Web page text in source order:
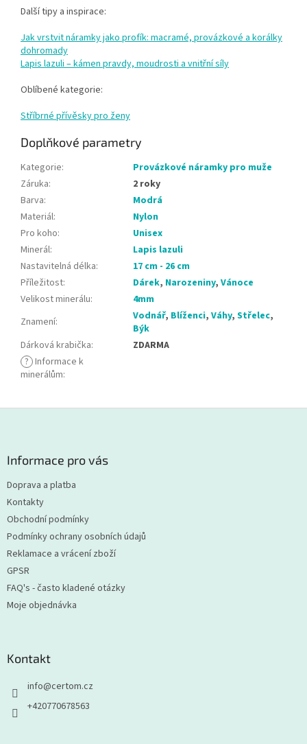
Další tipy a inspirace:
Jak vrstvit náramky jako profík: macramé, provázkové a korálky
dohromady
Lapis lazuli – kámen pravdy, moudrosti a vnitřní síly
Oblíbené kategorie:
Stříbrné přívěsky pro ženy
Doplňkové parametry
Kategorie:
Provázkové náramky pro muže
Záruka:
2 roky
Barva:
Modrá
Materiál:
Nylon
Pro koho:
Unisex
Minerál:
Lapis lazuli
Nastavitelná délka:
17 cm - 26 cm
Příležitost: Dárek, Narozeniny, Vánoce
Velikost minerálu:
4mm
Znamení: Vodnář, Blíženci, Váhy, Střelec,
Býk
Dárková krabička:
ZDARMA
? Informace k
minerálům:
Informace pro vás
Doprava a platba
Kontakty
Obchodní podmínky
Podmínky ochrany osobních údajů
Reklamace a vrácení zboží
GPSR
FAQ's - často kladené otázky
Moje objednávka
Kontakt
info@certom.cz
+420770678563